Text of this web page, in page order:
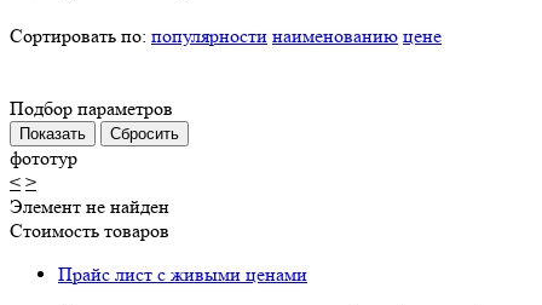
Сортировать по: популярности наименованию цене
Подбор параметров
фототур
< >
Элемент не найден
Стоимость товаров
Прайс лист с живыми ценами